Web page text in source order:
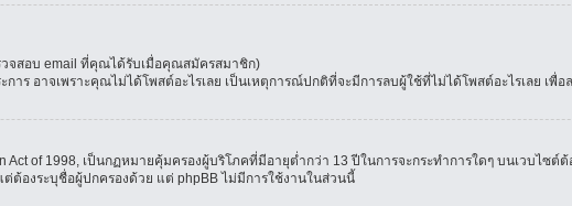
จสอบ email ที่คุณได้รับเมื่อคุณสมัครสมาชิก)
ร อาจเพราะคุณไม่ได้โพสต์อะไรเลย เป็นเหตุการณ์ปกติที่จะมีการลบผู้ใช้ที่ไม่ได้โพสต์อะไรเลย เ
Act of 1998, เป็นกฏหมายคุ้มครองผู้บริโภคที่มีอายุต่ำกว่า 13 ปีในการจะกระทำการใดๆ บนเวบไ
ต้องระบุชื่อผู้ปกครองด้วย แต่ phpBB ไม่มีการใช้งานในส่วนนี้